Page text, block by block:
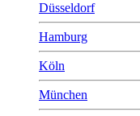
Düsseldorf
Hamburg
Köln
München